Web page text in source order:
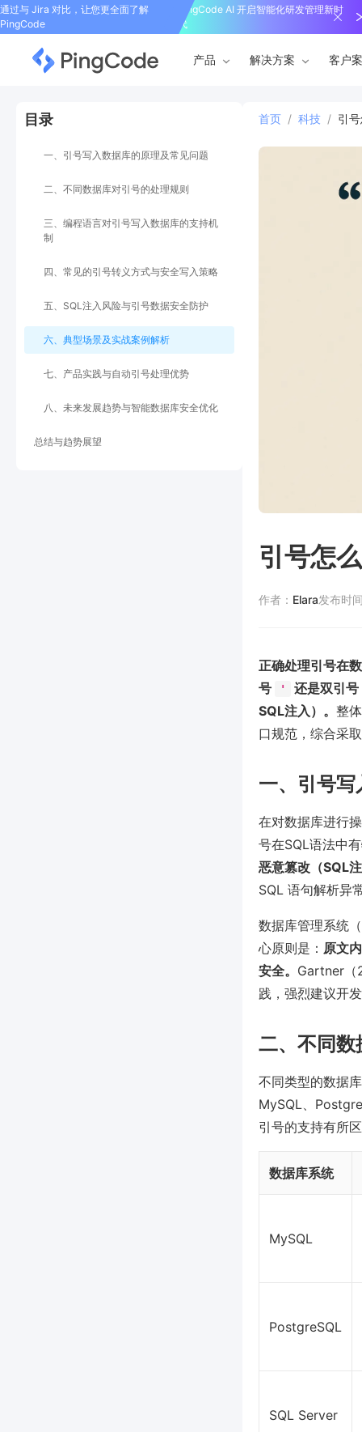
通过与 Jira 对比，让您更全面了解
PingCode
PingCode AI 开启智能化研发管理新时
代
产品 解决方案 客户
目录
一、引号写入数据库的原理及常见问题
二、不同数据库对引号的处理规则
三、编程语言对引号写入数据库的支持机
制
四、常见的引号转义方式与安全写入策略
五、SQL注入风险与引号数据安全防护
六、典型场景及实战案例解析
七、产品实践与自动引号处理优势
八、未来发展趋势与智能数据库安全优化
总结与趋势展望
首页 / 科技 / 引
引号怎
作者： Elara发布时
正确处理引号在
号
'
还是双引号
SQL注入）。 整
口规范，综合采
一、引号
在对数据库进行
号在SQL语法中
恶意篡改（SQL
SQL 语句解析异
数据库管理系统
心原则是： 原文
安全。 Gartner（
践，强烈建议开
二、不同数
不同类型的数据
MySQL、
引号的支持有所
数据库系统
MySQL
PostgreSQL
SQL Server